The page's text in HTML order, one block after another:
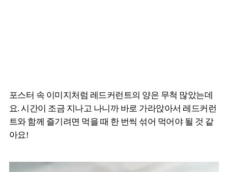
포스터 속 이미지처럼 레드커런트의 양은 무척 많았는데
요. 시간이 조금 지나고 나니까 바로 가라앉아서 레드커런
트와 함께 즐기려면 먹을 때 한 번씩 섞어 먹어야 될 것 같
아요!